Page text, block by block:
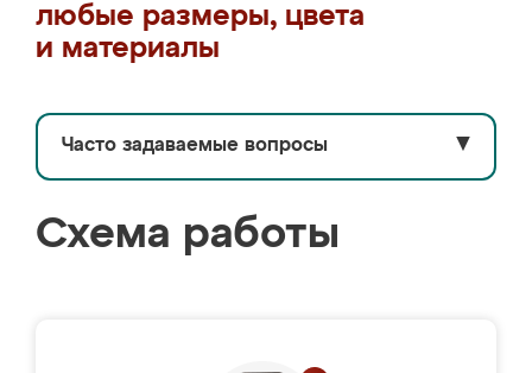
любые размеры, цвета
и материалы
Часто задаваемые вопросы ▼
Схема работы